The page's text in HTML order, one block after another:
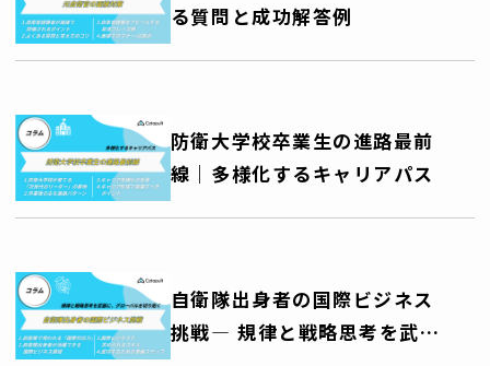
る質問と成功解答例
防衛大学校卒業生の進路最前
線｜多様化するキャリアパス
自衛隊出身者の国際ビジネス
挑戦― 規律と戦略思考を武器